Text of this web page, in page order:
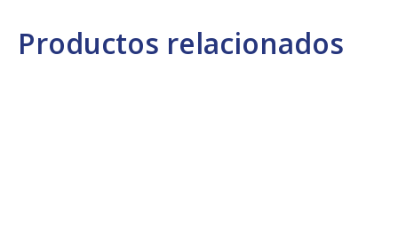
Productos relacionados